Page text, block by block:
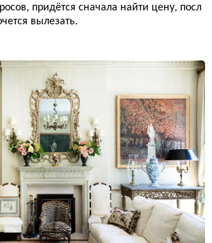
придётся сначала найти цену, посл
вылезать.